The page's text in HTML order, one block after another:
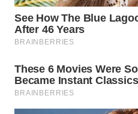
BOGOR
WN
WN
TAPANULI
UTARA